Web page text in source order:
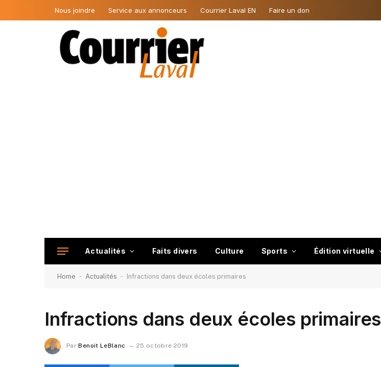
Nous joindre Service aux annonceurs Courrier Laval EN Faire un don
Actualités Faits divers Culture Sports Édition virtuelle
Home - Actualités - Infractions dans deux écoles primaires
Infractions dans deux écoles primaires
Par Benoit LeBlanc 25 octobre 2019